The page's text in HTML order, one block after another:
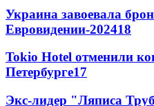
Украина завоевала
Евровидении-202418
Tokio Hotel отменили
Петербурге17
Экс-лидер "Ляписа